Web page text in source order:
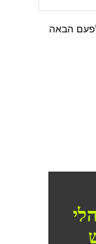
הבאה